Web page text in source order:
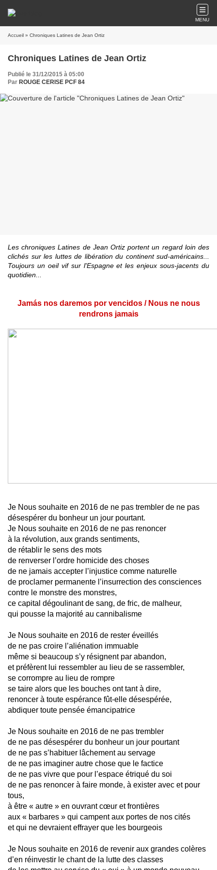
MENU
Accueil » Chroniques Latines de Jean Ortiz
Chroniques Latines de Jean Ortiz
Publié le 31/12/2015 à 05:00
Par ROUGE CERISE PCF 84
Les chroniques Latines de Jean Ortiz portent un regard loin des
clichés sur les luttes de libération du continent sud-américains...
Toujours un oeil vif sur l'Espagne et les enjeux sous-jacents du
quotidien...
Jamás nos daremos por vencidos / Nous ne nous
rendrons jamais
Je Nous souhaite en 2016 de ne pas trembler de ne pas
désespérer du bonheur un jour pourtant.
Je Nous souhaite en 2016 de ne pas renoncer
à la révolution, aux grands sentiments,
de rétablir le sens des mots
de renverser l’ordre homicide des choses
de ne jamais accepter l’injustice comme naturelle
de proclamer permanente l’insurrection des consciences
contre le monstre des monstres,
ce capital dégoulinant de sang, de fric, de malheur,
qui pousse la majorité au cannibalisme
Je Nous souhaite en 2016 de rester éveillés
de ne pas croire l’aliénation immuable
même si beaucoup s’y résignent par abandon,
et préfèrent lui ressembler au lieu de se rassembler,
se corrompre au lieu de rompre
se taire alors que les bouches ont tant à dire,
renoncer à toute espérance fût-elle désespérée,
abdiquer toute pensée émancipatrice
Je Nous souhaite en 2016 de ne pas trembler
de ne pas désespérer du bonheur un jour pourtant
de ne pas s’habituer lâchement au servage
de ne pas imaginer autre chose que le factice
de ne pas vivre que pour l’espace étriqué du soi
de ne pas renoncer à faire monde, à exister avec et pour
tous,
à être « autre » en ouvrant cœur et frontières
aux « barbares » qui campent aux portes de nos cités
et qui ne devraient effrayer que les bourgeois
Je Nous souhaite en 2016 de revenir aux grandes colères
d’en réinvestir le chant de la lutte des classes